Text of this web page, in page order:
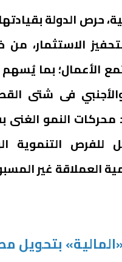
حرص الدولة
الاستثمار،
الأعمال؛ بما
فى شتى
محركات النمو
للفرص
العملاقة غير
بتحويل